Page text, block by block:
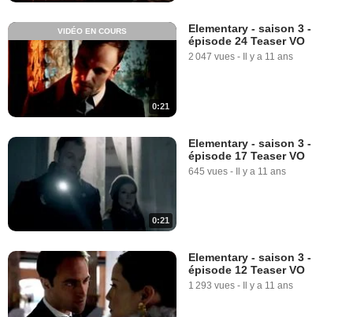
0:21
VIDÉO EN COURS
Elementary - saison 3 -
épisode 24 Teaser VO
2 047 vues - Il y a 11 ans
0:21
Elementary - saison 3 -
épisode 17 Teaser VO
645 vues - Il y a 11 ans
Elementary - saison 3 -
épisode 12 Teaser VO
1 293 vues - Il y a 11 ans